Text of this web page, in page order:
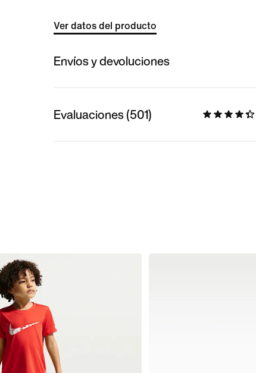
Ver datos del producto
Envíos y devoluciones
Evaluaciones (501)